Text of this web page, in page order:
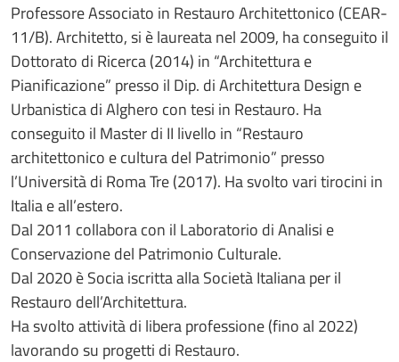
Professore Associato in Restauro Architettonico (CEAR-
11/B). Architetto, si è laureata nel 2009, ha conseguito il
Dottorato di Ricerca (2014) in “Architettura e
Pianificazione” presso il Dip. di Architettura Design e
Urbanistica di Alghero con tesi in Restauro. Ha
conseguito il Master di II livello in “Restauro
architettonico e cultura del Patrimonio” presso
l’Università di Roma Tre (2017). Ha svolto vari tirocini in
Italia e all’estero.
Dal 2011 collabora con il Laboratorio di Analisi e
Conservazione del Patrimonio Culturale.
Dal 2020 è Socia iscritta alla Società Italiana per il
Restauro dell’Architettura.
Ha svolto attività di libera professione (fino al 2022)
lavorando su progetti di Restauro.